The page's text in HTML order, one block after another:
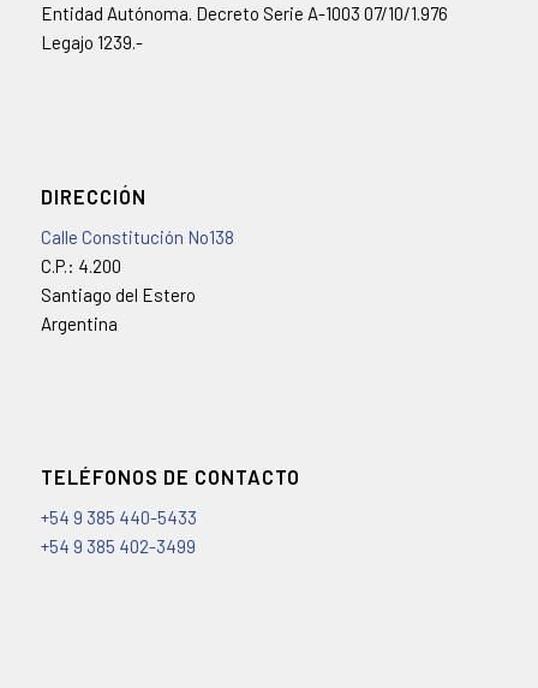
Entidad Autónoma. Decreto Serie A-1003 07/10/1.976
Legajo 1239.-
DIRECCIÓN
Calle Constitución No138
C.P.: 4.200
Santiago del Estero
Argentina
TELÉFONOS DE CONTACTO
+54 9 385 440-5433
+54 9 385 402-3499